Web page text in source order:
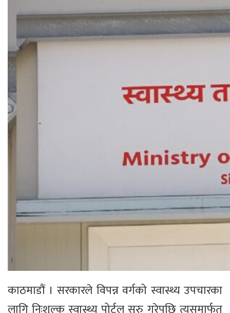
काठमाडौं । सरकारले विपन्न वर्गको स्वास्थ्य उपचारका